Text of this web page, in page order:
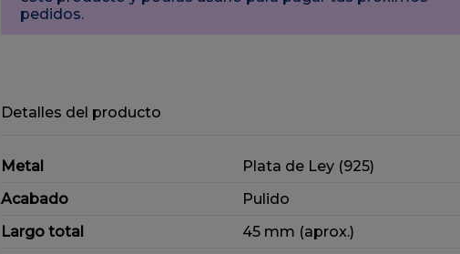
pedidos.
Detalles del producto
Metal
Plata de Ley (925)
Acabado
Pulido
Largo total
45 mm (aprox.)